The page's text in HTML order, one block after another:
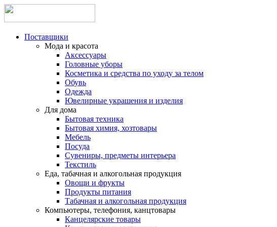
Поставщики
Мода и красота
Аксессуары
Головные уборы
Косметика и средства по уходу за телом
Обувь
Одежда
Ювелирные украшения и изделия
Для дома
Бытовая техника
Бытовая химия, хозтовары
Мебель
Посуда
Сувениры, предметы интерьера
Текстиль
Еда, табачная и алкогольная продукция
Овощи и фрукты
Продукты питания
Табачная и алкогольная продукция
Компьютеры, телефония, канцтовары
Канцелярские товары